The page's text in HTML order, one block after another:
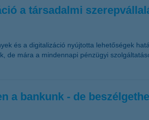
a társadalmi
és a digitalizáció nyújtotta lehetőségek
de mára a mindennapi pénzügyi
a bankunk - de